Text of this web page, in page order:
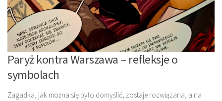
Paryż kontra Warszawa – refleksje o
symbolach
Zagadka, jak można się było domyślić, zostaje rozwiązana, a na